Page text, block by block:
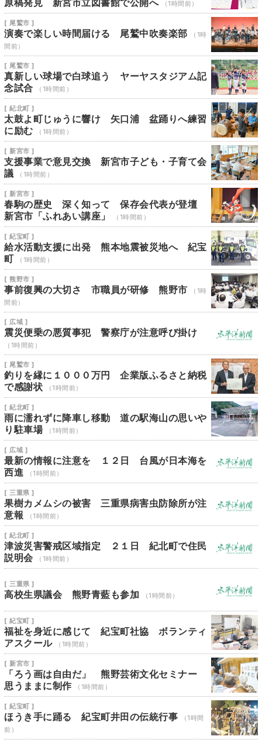
原稿発見 新宮市立図書館で公開へ （1時間前）
[ 尾鷲市 ]
演奏で楽しい時間届ける 尾鷲中吹奏楽部
（1時
間前）
[ 尾鷲市 ]
真新しい球場で白球追う ヤーヤスタジアム記
念試合
（1時間前）
[ 紀北町 ]
太鼓よ町じゅうに響け 矢口浦 盆踊りへ練習
に励む
（1時間前）
[ 新宮市 ]
支援事業で意見交換 新宮市子ども・子育て会
議
（1時間前）
[ 新宮市 ]
春駒の歴史 深く知って 保存会代表が登壇
新宮市「ふれあい講座」
（1時間前）
[ 紀宝町 ]
給水活動支援に出発 熊本地震被災地へ 紀宝
町
（1時間前）
[ 熊野市 ]
事前復興の大切さ 市職員が研修 熊野市
（1時
間前）
[ 広域 ]
震災便乗の悪質事犯 警察庁が注意呼び掛け
（1時間前）
[ 尾鷲市 ]
釣りを縁に１０００万円 企業版ふるさと納税
で感謝状
（1時間前）
[ 紀北町 ]
雨に濡れずに降車し移動 道の駅海山の思いや
り駐車場
（1時間前）
[ 広域 ]
最新の情報に注意を １２日 台風が日本海を
西進
（1時間前）
[ 三重県 ]
果樹カメムシの被害 三重県病害虫防除所が注
意報
（1時間前）
[ 紀北町 ]
津波災害警戒区域指定 ２１日 紀北町で住民
説明会
（1時間前）
[ 三重県 ]
高校生県議会 熊野青藍も参加 （1時間前）
[ 紀宝町 ]
福祉を身近に感じて 紀宝町社協 ボランティ
アスクール
（1時間前）
[ 新宮市 ]
「ろう画は自由だ」 熊野芸術文化セミナー
思うままに制作
（1時間前）
[ 紀宝町 ]
ほうき手に踊る 紀宝町井田の伝統行事
（1時間
前）